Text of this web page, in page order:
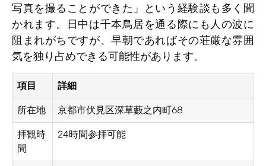
写真を撮ることができた」という経験談も多く聞
かれます。日中は千本鳥居を通る際にも人の波に
阻まれがちですが、早朝であればその荘厳な雰囲
気を独り占めできる可能性があります。
項目 詳細
所在地 京都市伏見区深草藪之内町68
拝観時
間
24時間参拝可能